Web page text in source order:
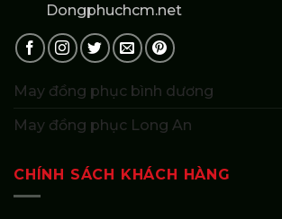
Dongphuchcm.net
May đồng phục bình dương
May đồng phục Long An
CHÍNH SÁCH KHÁCH HÀNG